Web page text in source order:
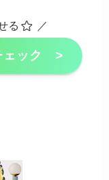
る ／
ェック >